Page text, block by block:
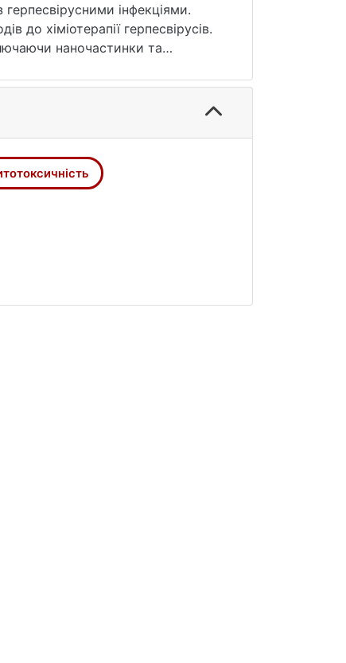
герпесвірусними інфекціями.
до хіміотерапії герпесвірусів.
наночастинки та
та противірусної
синергічних ефектів,
нанотехнологій.
засобів, що матиме